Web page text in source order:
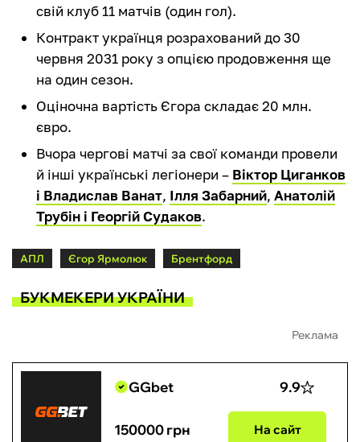
свій клуб 11 матчів (один гол).
Контракт українця розрахований до 30
червня 2031 року з опцією продовження ще
на один сезон.
Оціночна вартість Єгора складає 20 млн.
євро.
Вчора чергові матчі за свої команди провели
й інші українські легіонери – Віктор Циганков
і Владислав Ванат, Ілля Забарний, Анатолій
Трубін і Георгій Судаков.
АПЛ Єгор Ярмолюк Брентфорд
БУКМЕКЕРИ УКРАЇНИ
Реклама
GGbet 9.9
150000 грн На сайт